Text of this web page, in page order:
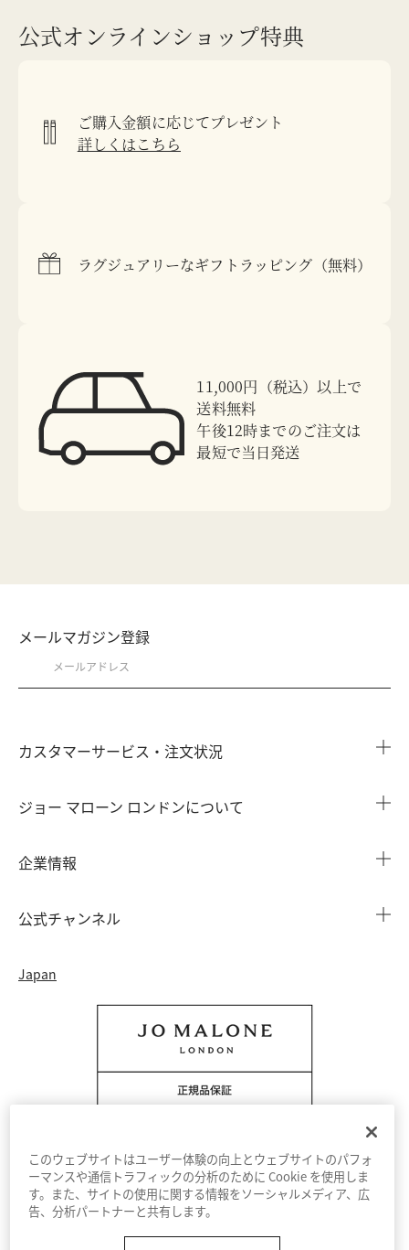
公式オンラインショップ特典
ご購入金額に応じてプレゼント
詳しくはこちら
ラグジュアリーなギフトラッピング（無料）
11,000円（税込）以上で
送料無料
午後12時までのご注文は
最短で当日発送
メールマガジン登録
カスタマーサービス・注文状況
会員情報
注文履歴
返品・交換について
オンラインショッピングについて
電話でのお問い合わせ 0120-950-701
ジョー マローン ロンドンについて
カウンターサービス予約
フレグランス ファインダー
企業情報
特定商取引法に基づく表示
公式チャンネル
Japan
利用規約 プライバシーポリシー
このウェブサイトはユーザー体験の向上とウェブサイトのパフォ
ーマンスや通信トラフィックの分析のために Cookie を使用しま
す。また、サイトの使用に関する情報をソーシャルメディア、広
告、分析パートナーと共有します。